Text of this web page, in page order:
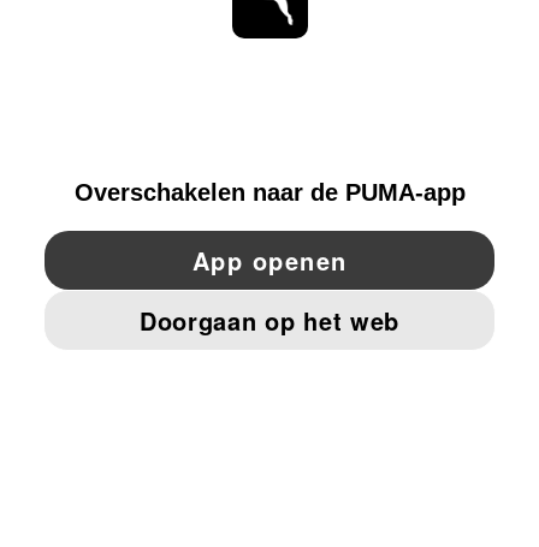
YouTube Twitter
BEDRIJFSGEGEVENS EN JURIDISCHE GEGEVENS